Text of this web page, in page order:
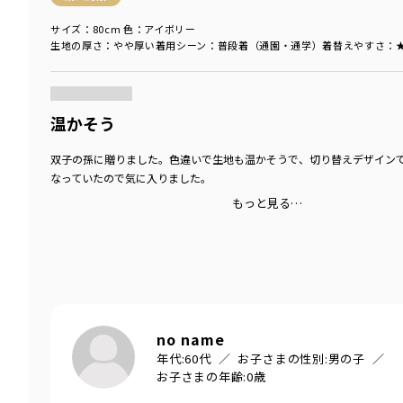
生地の厚さ ：やや厚い着用シーン ：普段着（通園・通学）着替えやすさ
サイズ：80cm 色：アイボリー
温かそう
双子の孫に贈りました。色違いで生地も温かそうで、切り替えデザイン
なっていたので気に入りました。
もっと見る…
no name
年代:60代 お子さまの性別:男の子
お子さまの年齢:0歳